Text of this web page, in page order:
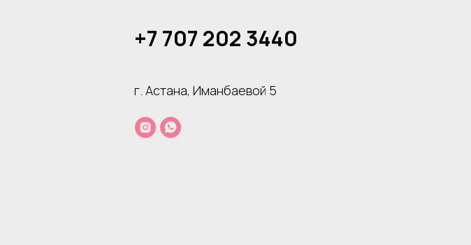
+7 707 202 3440
г. Астана, Иманбаевой 5